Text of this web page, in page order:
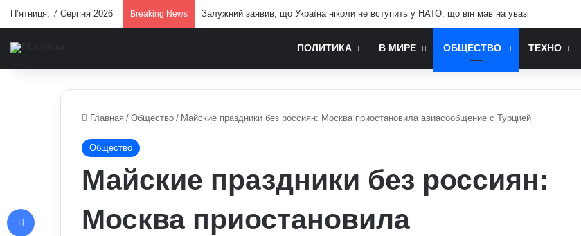
П’ятниця, 7 Серпня 2026 Breaking News Як правильно доглядати за бородою: лайфхаки б’юті-індустрії для чоловіків
ПОЛИТИКА В МИРЕ ОБЩЕСТВО ТЕХНО
Главная / Общество / Майские праздники без россиян: Москва приостановила авиасообщение с Турцией
Общество
Майские праздники без россиян:
Москва приостановила